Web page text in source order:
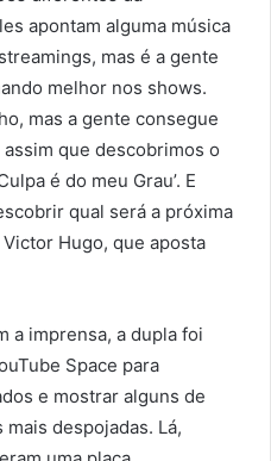
apontam alguma música
mas é a gente
melhor nos shows.
mas a gente consegue
que descobrimos o
é do meu Grau’. E
qual será a próxima
Hugo, que aposta
a imprensa, a dupla foi
Space para
e mostrar alguns de
despojadas. Lá,